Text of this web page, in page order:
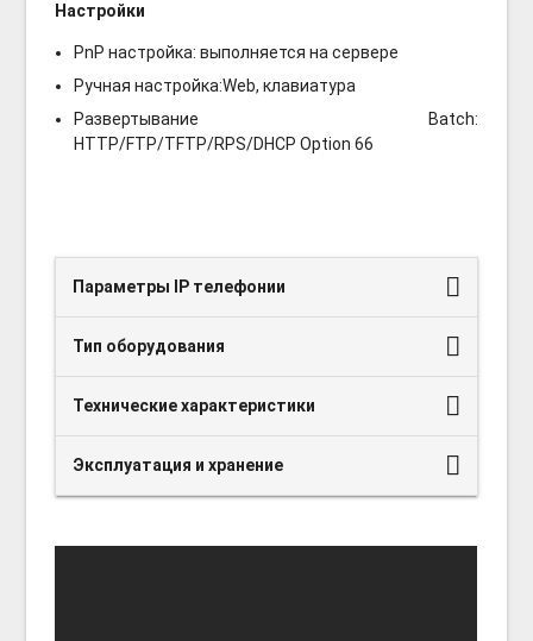
Настройки
PnP настройка: выполняется на сервере
Ручная настройка:Web, клавиатура
Развертывание Batch:
HTTP/FTP/TFTP/RPS/DHCP Option 66
Параметры IP телефонии
Тип оборудования
Технические характеристики
Эксплуатация и хранение